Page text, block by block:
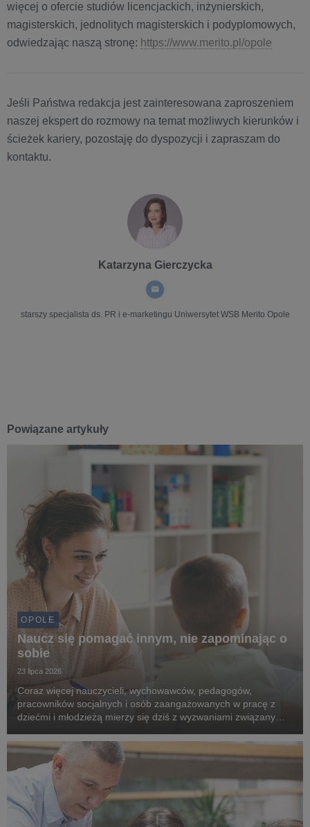
więcej o ofercie studiów licencjackich, inżynierskich,
magisterskich, jednolitych magisterskich i podyplomowych,
odwiedzając naszą stronę: https://www.merito.pl/opole
Jeśli Państwa redakcja jest zainteresowana zaproszeniem
naszej ekspert do rozmowy na temat możliwych kierunków i
ścieżek kariery, pozostaję do dyspozycji i zapraszam do
kontaktu.
Katarzyna Gierczycka
starszy specjalista ds. PR i e-marketingu Uniwersytet WSB Merito Opole
Powiązane artykuły
OPOLE
Naucz się pomagać innym, nie zapominając o
sobie
23 lipca 2026
Coraz więcej nauczycieli, wychowawców, pedagogów,
pracowników socjalnych i osób zaangażowanych w pracę z
dziećmi i młodzieżą mierzy się dziś z wyzwaniami związanymi
Rosnąca liczba kryzysów emocjonalnych sprawia, że sp...